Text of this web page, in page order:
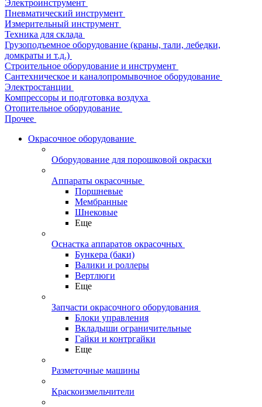
Электроинструмент
Пневматический инструмент
Измерительный инструмент
Техника для склада
Грузоподъемное оборудование (краны, тали, лебедки,
домкраты и т.д.)
Строительное оборудование и инструмент
Сантехническое и каналопромывочное оборудование
Электростанции
Компрессоры и подготовка воздуха
Отопительное оборудование
Прочее
Окрасочное оборудование
Оборудование для порошковой окраски
Аппараты окрасочные
Поршневые
Мембранные
Шнековые
Еще
Оснастка аппаратов окрасочных
Бункера (баки)
Валики и роллеры
Вертлюги
Еще
Запчасти окрасочного оборудования
Блоки управления
Вкладыши ограничительные
Гайки и контргайки
Еще
Разметочные машины
Краскоизмельчители